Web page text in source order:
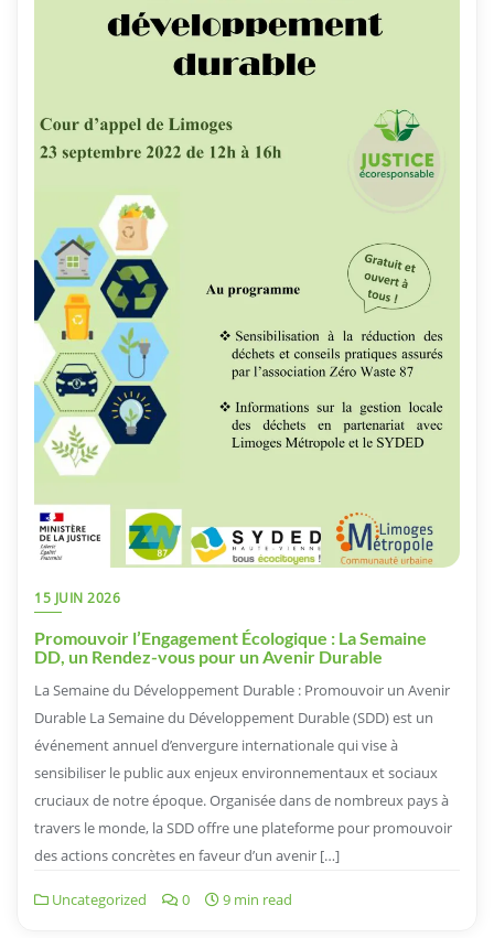
15 JUIN 2026
Promouvoir l’Engagement Écologique : La Semaine
DD, un Rendez-vous pour un Avenir Durable
La Semaine du Développement Durable : Promouvoir un Avenir
Durable La Semaine du Développement Durable (SDD) est un
événement annuel d’envergure internationale qui vise à
sensibiliser le public aux enjeux environnementaux et sociaux
cruciaux de notre époque. Organisée dans de nombreux pays à
travers le monde, la SDD offre une plateforme pour promouvoir
des actions concrètes en faveur d’un avenir […]
Uncategorized 0 9 min read